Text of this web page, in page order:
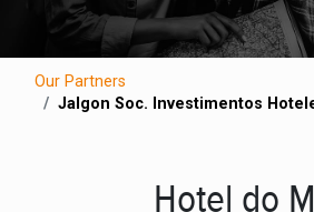
Our Partners
Jalgon Soc. Investimentos
Hotel do